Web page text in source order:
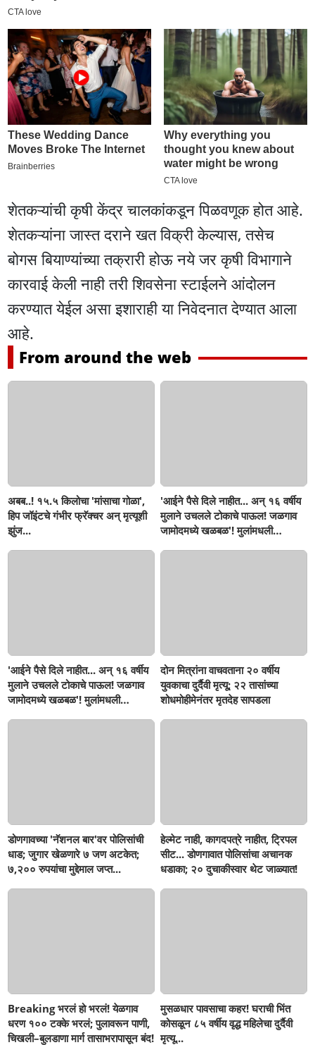
शेतकऱ्यांची कृषी केंद्र चालकांकडून पिळवणूक होत आहे.
शेतकऱ्यांना जास्त दराने खत विक्री केल्यास, तसेच
बोगस बियाण्यांच्या तक्रारी होऊ नये जर कृषी विभागाने
कारवाई केली नाही तरी शिवसेना स्टाईलने आंदोलन
करण्यात येईल असा इशाराही या निवेदनात देण्यात आला
आहे.
From around the web
अबब..! १५.५ किलोचा 'मांसाचा गोळा',
हिप जॉइंटचे गंभीर फ्रॅक्चर अन् मृत्यूशी
झुंज...
'आईने पैसे दिले नाहीत... अन् १६ वर्षीय
मुलाने उचलले टोकाचे पाऊल! जळगाव
जामोदमध्ये खळबळ'! मुलांमधली
'आईने पैसे दिले नाहीत... अन् १६ वर्षीय
मुलाने उचलले टोकाचे पाऊल! जळगाव
जामोदमध्ये खळबळ'! मुलांमधली
दोन मित्रांना वाचवताना २० वर्षीय
युवकाचा दुर्दैवी मृत्यू; २२ तासांच्या
शोधमोहीमेनंतर मृतदेह सापडला
डोणगावच्या 'नॅशनल बार'वर पोलिसांची
धाड; जुगार खेळणारे ७ जण अटकेत;
७,२०० रुपयांचा मुद्देमाल जप्त...
हेल्मेट नाही, कागदपत्रे नाहीत, ट्रिपल
सीट... डोणगावात पोलिसांचा अचानक
धडाका; २० दुचाकीस्वार थेट जाळ्यात!
Breaking भरलं हो भरलं! येळगाव
धरण १०० टक्के भरलं; पुलावरून पाणी,
चिखली–बुलडाणा मार्ग तासाभरापासून बंद!
मुसळधार पावसाचा कहर! घराची भिंत
कोसळून ८५ वर्षीय वृद्ध महिलेचा दुर्दैवी
मृत्यू...